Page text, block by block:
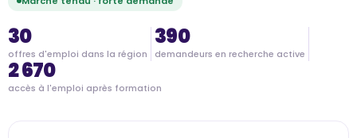
30
offres d'emploi dans la région
390
demandeurs en recherche active
2 670
accès à l'emploi après formation